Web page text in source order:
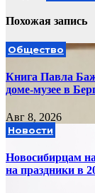
Похожая запись
Общество
Книга Павла
доме-музее в
Авг 8, 2026
Новости
Новосибирцам
на праздники в